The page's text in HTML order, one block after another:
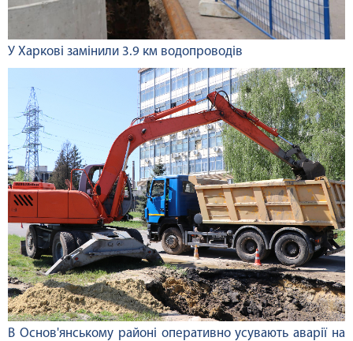
У Харкові замінили 3.9 км водопроводів
В Основ'янському районі оперативно усувають аварії на